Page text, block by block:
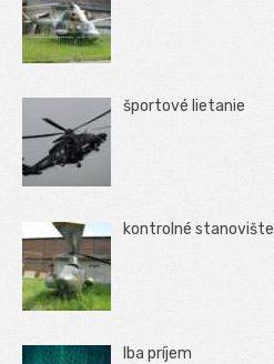
športové lietanie
kontrolné stanovište
Iba príjem